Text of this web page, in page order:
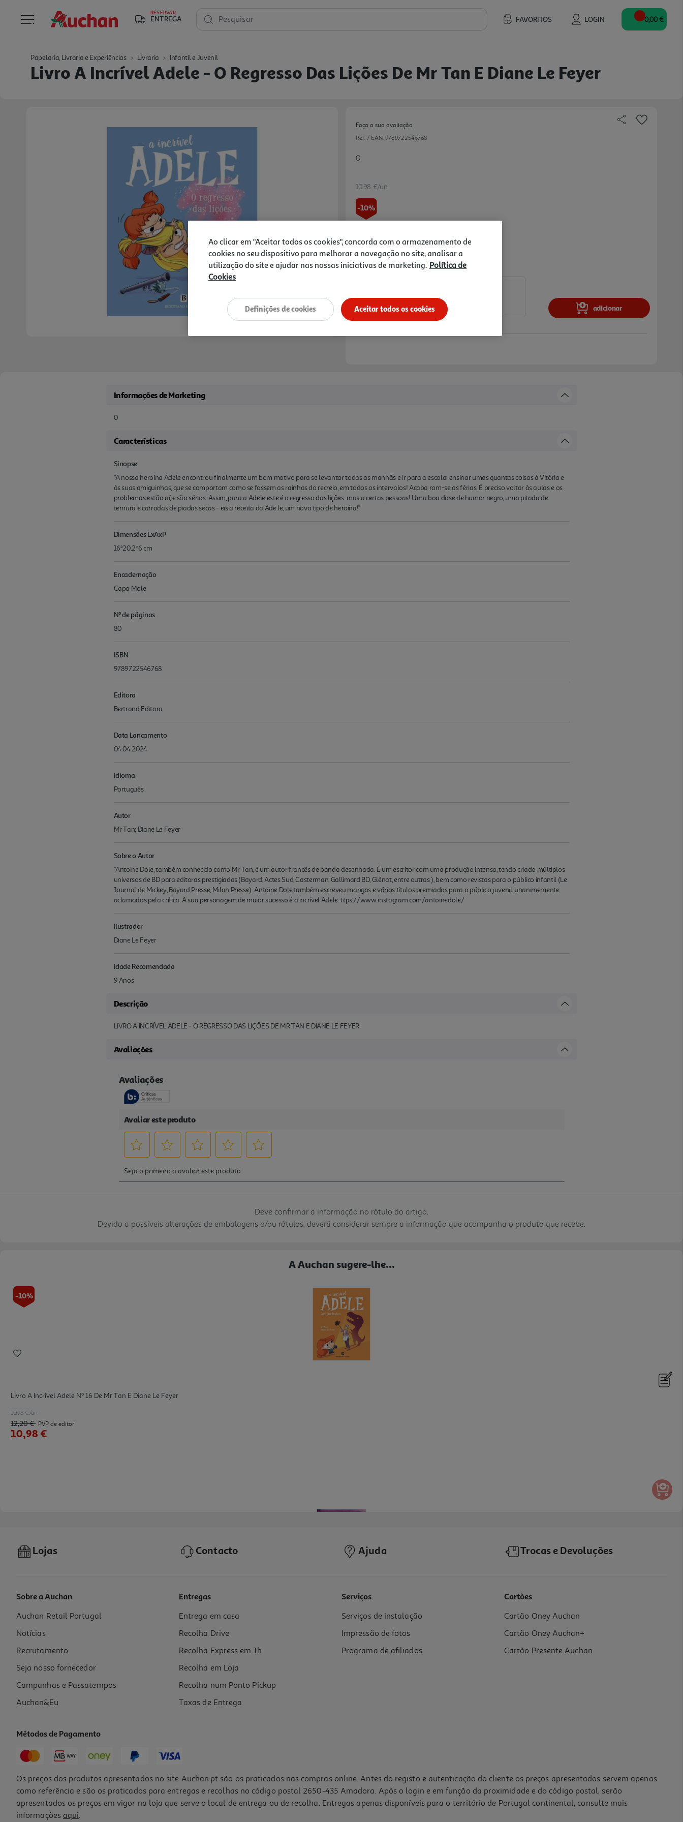
RESERVAR
ENTREGA FAVORITOS LOGIN
Pesquisar 0,00 €
Papelaria, Livraria e Experiências Livraria Infantil e Juvenil
Livro A Incrível Adele - O Regresso Das Lições De Mr Tan E Diane Le Feyer
Faça a sua avaliação
Ref. / EAN: 9789722546768
0
10.98 €/un
-10%
10,98 €
Notas de preparação
adicionar
Informações de Marketing
0
Características
Sinopse
"A nossa heroína Adele encontrou finalmente um bom motivo para se levantar todas as manhãs e ir para a escola: ensinar umas quantas coisas à Vitória e
às suas amiguinhas, que se comportam como se fossem as rainhas do recreio, em todos os intervalos! Acaba ram-se as férias. É preciso voltar às aulas e os
problemas estão aí, e são sérios. Assim, para a Adele este é o regresso das lições. mas a certas pessoas! Uma boa dose de humor negro, uma pitada de
ternura e carradas de piadas secas - eis a receita da Ade le, um novo tipo de heroína!"
Dimensões LxAxP
16*20.2*6 cm
Encadernação
Capa Mole
Nº de páginas
80
ISBN
9789722546768
Editora
Bertrand Editora
Data Lançamento
04.04.2024
Idioma
Português
Autor
Mr Tan; Diane Le Feyer
Sobre o Autor
"Antoine Dole, também conhecido como Mr Tan, é um autor francês de banda desenhada. É um escritor com uma produção intensa, tendo criado múltiplos
universos de BD para editoras prestigiadas (Bayard, Actes Sud, Casterman, Gallimard BD, Glénat, entre outras ), bem como revistas para o público infantil (Le
Journal de Mickey, Bayard Presse, Milan Presse). Antoine Dole também escreveu mangas e vários títulos premiados para o público juvenil, unanimemente
aclamados pela crítica. A sua personagem de maior sucesso é a incrível Adele. ttps://www.instagram.com/antoinedole/
Ilustrador
Diane Le Feyer
Idade Recomendada
9 Anos
Descrição
LIVRO A INCRÍVEL ADELE - O REGRESSO DAS LIÇÕES DE MR TAN E DIANE LE FEYER
Avaliações
Deve confirmar a informação no rótulo do artigo.
Devido a possíveis alterações de embalagens e/ou rótulos, deverá considerar sempre a informação que acompanha o produto que recebe.
A Auchan sugere-lhe...
-10%
Livro A Incrível Adele Nº 16 De Mr Tan E Diane Le Feyer
10.98 €/un
12,20 € PVP de editor
10,98 €
Livro O Diário De Um Banana 5 A Verdade Nua E Crua Jef Kinne
10.19 €/un
10,19 €
-10%
Lojas Contacto Ajuda Trocas e Devoluções
Sobre a Auchan
Auchan Retail Portugal
Notícias
Recrutamento
Seja nosso fornecedor
Campanhas e Passatempos
Auchan&Eu
Entregas
Entrega em casa
Recolha Drive
Recolha Express em 1h
Recolha em Loja
Recolha num Ponto Pickup
Taxas de Entrega
Serviços
Serviços de instalação
Impressão de fotos
Programa de afiliados
Cartões
Cartão Oney Auchan
Cartão Oney Auchan+
Cartão Presente Auchan
Métodos de Pagamento
Os preços dos produtos apresentados no site Auchan.pt são os praticados nas compras online. Antes do registo e autenticação do cliente os preços apresentados servem apenas
como referência e são os praticados para entregas e recolhas no código postal 2650-435 Amadora. Após o login e em função da proximidade e do código postal, serão
apresentados os preços em vigor na loja que serve o local de entrega ou de recolha. Entregas apenas disponíveis para o território de Portugal continental, consulte mais
informações aqui.
Ao clicar em "Aceitar todos os cookies", concorda com o armazenamento de
cookies no seu dispositivo para melhorar a navegação no site, analisar a
utilização do site e ajudar nas nossas iniciativas de marketing. Política de
Cookies
Aceitar todos os cookies
Definições de cookies